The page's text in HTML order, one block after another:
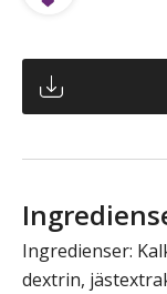
Ingredienser:
dextrin,